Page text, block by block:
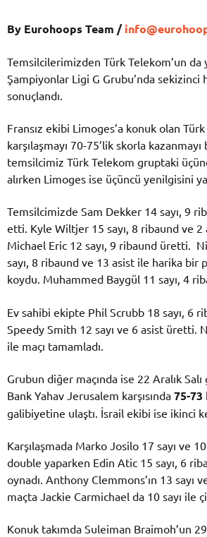
By Eurohoops Team /
Temsilcilerimizden Türk Telekom’un da
Şampiyonlar Ligi G Grubu’nda sekizinci
sonuçlandı.
Fransız ekibi Limoges’a konuk olan
karşılaşmayı 70-75’lik skorla kazanmayı
temsilcimiz Türk Telekom gruptaki
alırken Limoges ise üçüncü yenilgisini
Temsilcimizde Sam Dekker 14 sayı, 9
etti. Kyle Wiltjer 15 sayı, 8 ribaund ve 2
Michael Eric 12 sayı, 9 ribaund üretti.
sayı, 8 ribaund ve 13 asist ile harika bir
koydu. Muhammed Baygül 11 sayı, 4
Ev sahibi ekipte Phil Scrubb 18 sayı, 6
Speedy Smith 12 sayı ve 6 asist üretti.
ile maçı tamamladı.
Grubun diğer maçında ise 22 Aralık
Bank Yahav Jerusalem karşısında 75-73
galibiyetine ulaştı. İsrail ekibi ise ikinci
Karşılaşmada Marko Josilo 17 sayı ve
double yaparken Edin Atic 15 sayı, 6
oynadı. Anthony Clemmons’ın 13 sayı
maçta Jackie Carmichael da 10 sayı ile
Konuk takımda Suleiman Braimoh’un